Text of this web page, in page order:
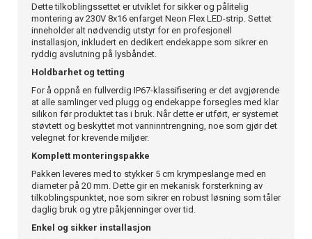
Dette tilkoblingssettet er utviklet for sikker og pålitelig
montering av 230V 8x16 enfarget Neon Flex LED-strip. Settet
inneholder alt nødvendig utstyr for en profesjonell
installasjon, inkludert en dedikert endekappe som sikrer en
ryddig avslutning på lysbåndet.
Holdbarhet og tetting
For å oppnå en fullverdig IP67-klassifisering er det avgjørende
at alle samlinger ved plugg og endekappe forsegles med klar
silikon før produktet tas i bruk. Når dette er utført, er systemet
støvtett og beskyttet mot vanninntrengning, noe som gjør det
velegnet for krevende miljøer.
Komplett monteringspakke
Pakken leveres med to stykker 5 cm krympeslange med en
diameter på 20 mm. Dette gir en mekanisk forsterkning av
tilkoblingspunktet, noe som sikrer en robust løsning som tåler
daglig bruk og ytre påkjenninger over tid.
Enkel og sikker installasjon